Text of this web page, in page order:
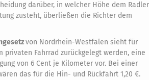
darüber, in welcher Höhe dem Radler
zusteht, überließen die Richter dem
von Nordrhein-Westfalen sieht für
privaten Fahrrad zurückgelegt werden, eine
von 6 Cent je Kilometer vor. Bei einer
das für die Hin- und Rückfahrt 1,20 €.